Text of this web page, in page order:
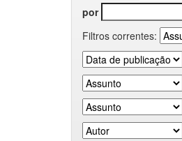
por
Filtros correntes: